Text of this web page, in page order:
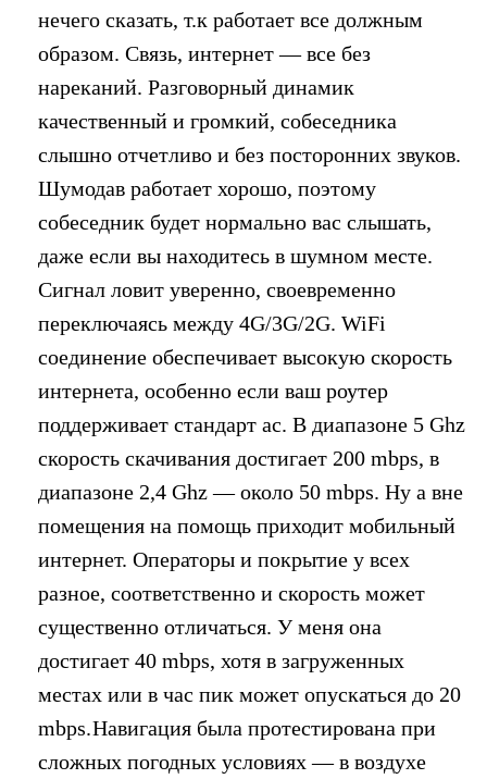
нечего сказать, т.к работает все должным
образом. Связь, интернет — все без
нареканий. Разговорный динамик
качественный и громкий, собеседника
слышно отчетливо и без посторонних звуков.
Шумодав работает хорошо, поэтому
собеседник будет нормально вас слышать,
даже если вы находитесь в шумном месте.
Сигнал ловит уверенно, своевременно
переключаясь между 4G/3G/2G. WiFi
соединение обеспечивает высокую скорость
интернета, особенно если ваш роутер
поддерживает стандарт ac. В диапазоне 5 Ghz
скорость скачивания достигает 200 mbps, в
диапазоне 2,4 Ghz — около 50 mbps. Ну а вне
помещения на помощь приходит мобильный
интернет. Операторы и покрытие у всех
разное, соответственно и скорость может
существенно отличаться. У меня она
достигает 40 mbps, хотя в загруженных
местах или в час пик может опускаться до 20
mbps.Навигация была протестирована при
сложных погодных условиях — в воздухе